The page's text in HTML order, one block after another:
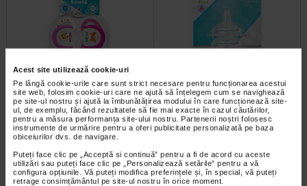
Acest site utilizează cookie-uri
Pe lângă cookie-urile care sunt strict necesare pentru funcționarea acestui
site web, folosim cookie-uri care ne ajută să înțelegem cum se navighează
pe site-ul nostru și ajută la îmbunătățirea modului în care funcționează site-
ul, de exemplu, făcând rezultatele să fie mai exacte în cazul căutărilor,
pentru a măsura performanța site-ului nostru. Partenerii noștri folosesc
instrumente de urmărire pentru a oferi publicitate personalizată pe baza
obiceiurilor dvs. de navigare.
Puteți face clic pe „Acceptă si continuă” pentru a fi de acord cu aceste
utilizări sau puteți face clic pe „Personalizează setările” pentru a vă
configura opțiunile. Vă puteți modifica preferințele și, în special, vă puteți
retrage consimțământul pe site-ul nostru în orice moment.
Adora Suzeta silicon, cutie
sterilizare inclusa, 18 luni +…
Suzetele Adora au un design
special, cu orificii mari, care permit
pielii delicate a bebelusului sa…
Tetina anticolici cu flux rapid 6
luni+, 2 bucati, ADORA
Tetinele Adora au flux adaptat in
functie de etapa de dezvoltare a